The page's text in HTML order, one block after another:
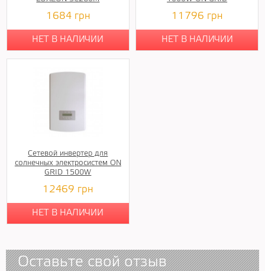
1684грн
НЕТ В НАЛИЧИИ
11796 грн
НЕТ В НАЛИЧИИ
Сетевой инвертер для
солнечных электросистем ON
GRID 1500W
12469 грн
НЕТ В НАЛИЧИИ
Оставьте свой отзыв